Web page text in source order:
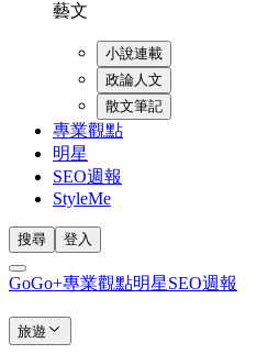
藝文
小說連載
政論人文
散文筆記
專業觀點
明星
SEO週報
StyleMe
搜尋 登入
GoGo+專業觀點明星SEO週報
旅遊